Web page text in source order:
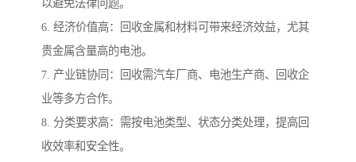
以避免法律问题。
6. 经济价值高：回收金属和材料可带来经济效益，尤其
贵金属含量高的电池。
7. 产业链协同：回收需汽车厂商、电池生产商、回收企
业等多方合作。
8. 分类要求高：需按电池类型、状态分类处理，提高回
收效率和安全性。